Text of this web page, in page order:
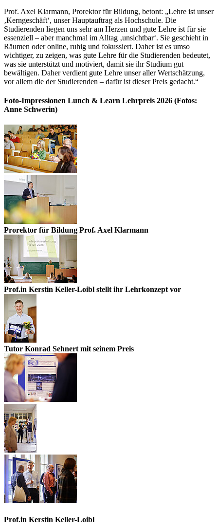
Prof. Axel Klarmann, Prorektor für Bildung, betont: „Lehre ist unser
‚Kerngeschäft‘, unser Hauptauftrag als Hochschule. Die
Studierenden liegen uns sehr am Herzen und gute Lehre ist für sie
essenziell – aber manchmal im Alltag ‚unsichtbar‘. Sie geschieht in
Räumen oder online, ruhig und fokussiert. Daher ist es umso
wichtiger, zu zeigen, was gute Lehre für die Studierenden bedeutet,
was sie unterstützt und motiviert, damit sie ihr Studium gut
bewältigen. Daher verdient gute Lehre unser aller Wertschätzung,
vor allem die der Studierenden – dafür ist dieser Preis gedacht.“
Foto-Impressionen Lunch & Learn Lehrpreis 2026 (Fotos:
Anne Schwerin)
Prorektor für Bildung Prof. Axel Klarmann
Prof.in Kerstin Keller-Loibl stellt ihr Lehrkonzept vor
Tutor Konrad Sehnert mit seinem Preis
Prof.in Kerstin Keller-Loibl